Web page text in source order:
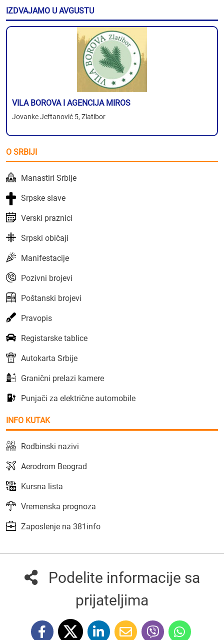
IZDVAJAMO U AVGUSTU
VILA BOROVA I AGENCIJA MIROS
Jovanke Jeftanović 5, Zlatibor
O SRBIJI
Manastiri Srbije
Srpske slave
Verski praznici
Srpski običaji
Manifestacije
Pozivni brojevi
Poštanski brojevi
Pravopis
Registarske tablice
Autokarta Srbije
Granični prelazi kamere
Punjači za električne automobile
INFO KUTAK
Rodbinski nazivi
Aerodrom Beograd
Kursna lista
Vremenska prognoza
Zaposlenje na 381info
Podelite informacije sa
prijateljima